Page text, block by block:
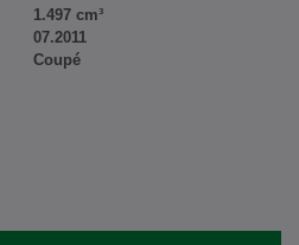
1.497 cm³
07.2011
Coupé